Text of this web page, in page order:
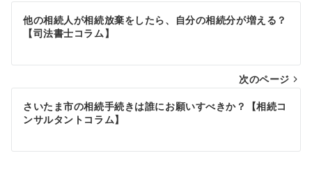
投
ビ
ゲ
シ
他の相続人が相続放棄をしたら、自分の相続分が増える？
【司法書士コラム】
次のページ
さいたま市の相続手続きは誰にお願いすべきか？【相続コ
ンサルタントコラム】